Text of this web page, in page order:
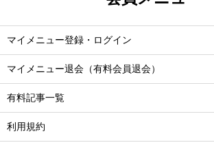
マイメニュー登録・ログイン
マイメニュー退会（有料会員退会）
有料記事一覧
利用規約